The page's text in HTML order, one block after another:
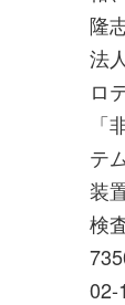
隆
法
ロ
「
テ
装
検
02-